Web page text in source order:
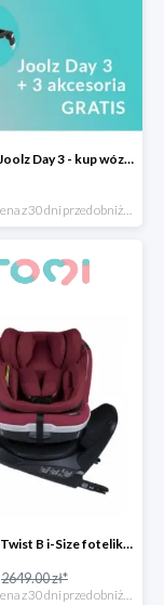
Promocja Joolz Day 3 - kup wózek i otrzymaj akcesoria o wartości 616 zł gratis
*najniższa cena z 30 dni przed obniżką
BeSafe iZi Twist B i-Size fotelik przekręcany 270°
2649.00 zł*